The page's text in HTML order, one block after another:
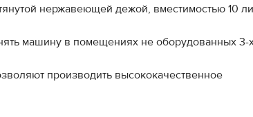
нержавеющей дежой, вместимостью 10
машину в помещениях не оборудованных 3-
производить высококачественное